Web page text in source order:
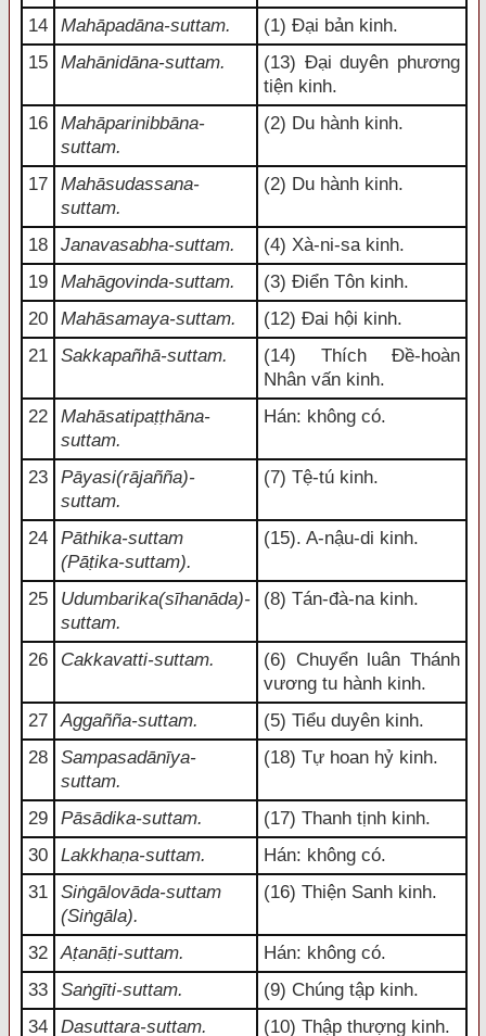
14
Mahāpadāna-suttam.
(1) Đại bản kinh.
15
Mahānidāna-suttam.
(13) Đại duyên phương
tiện kinh.
16
Mahāparinibbāna-
suttam.
(2) Du hành kinh.
17
Mahāsudassana-
suttam.
(2) Du hành kinh.
18 Janavasabha-suttam.
(4) Xà-ni-sa kinh.
19
Mahāgovinda-suttam.
(3) Điển Tôn kinh.
20
Mahāsamaya-suttam.
(12) Đai hội kinh.
21
Sakkapañhā-suttam.
(14) Thích Đề-hoàn
Nhân vấn kinh.
22
Mahāsatipaṭṭhāna-
suttam.
Hán: không có.
23
Pāyasi(rājañña)-
suttam.
(7) Tệ-tú kinh.
24
Pāthika-suttam
(Pāṭika-suttam).
(15). A-nậu-di kinh.
25
Udumbarika(sīhanāda)-
suttam.
(8) Tán-đà-na kinh.
26 Cakkavatti-suttam.
(6) Chuyển luân Thánh
vương tu hành kinh.
27
Aggañña-suttam.
(5) Tiểu duyên kinh.
28
Sampasadānīya-
suttam.
(18) Tự hoan hỷ kinh.
29 Pāsādika-suttam.
(17) Thanh tịnh kinh.
30
Lakkhaṇa-suttam.
Hán: không có.
31
Siṅgālovāda-suttam
(Siṅgāla).
(16) Thiện Sanh kinh.
32 Aṭanāṭi-suttam.
Hán: không có.
33
Saṅgīti-suttam.
(9) Chúng tập kinh.
34
Dasuttara-suttam. (10) Thập thượng kinh.